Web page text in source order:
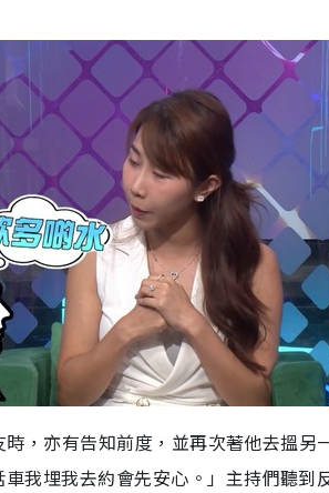
，亦有告知前度，並再次著他去搵
我埋我去約會先安心。」主持們聽